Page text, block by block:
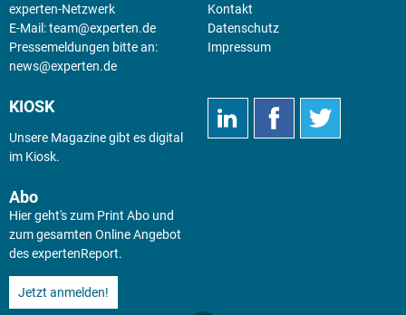
experten-Netzwerk
E-Mail:team@experten.de
Pressemeldungen bitte an:
news@experten.de
Kontakt
Datenschutz
Impressum
KIOSK
Unsere Magazine gibt es digital
im Kiosk.
Abo
Hier geht's zum Print Abo und
zum gesamten Online Angebot
des expertenReport.
Jetzt anmelden!